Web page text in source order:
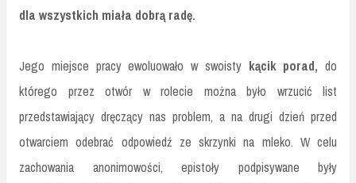
dla wszystkich miała dobrą radę.
Jego miejsce pracy ewoluowało w swoistykącik porad, do
którego przez otwór w rolecie można było wrzucić list
przedstawiający dręczący nas problem, a na drugi dzień przed
otwarciem odebrać odpowiedź ze skrzynki na mleko. W celu
zachowania anonimowości, epistoły podpisywane były